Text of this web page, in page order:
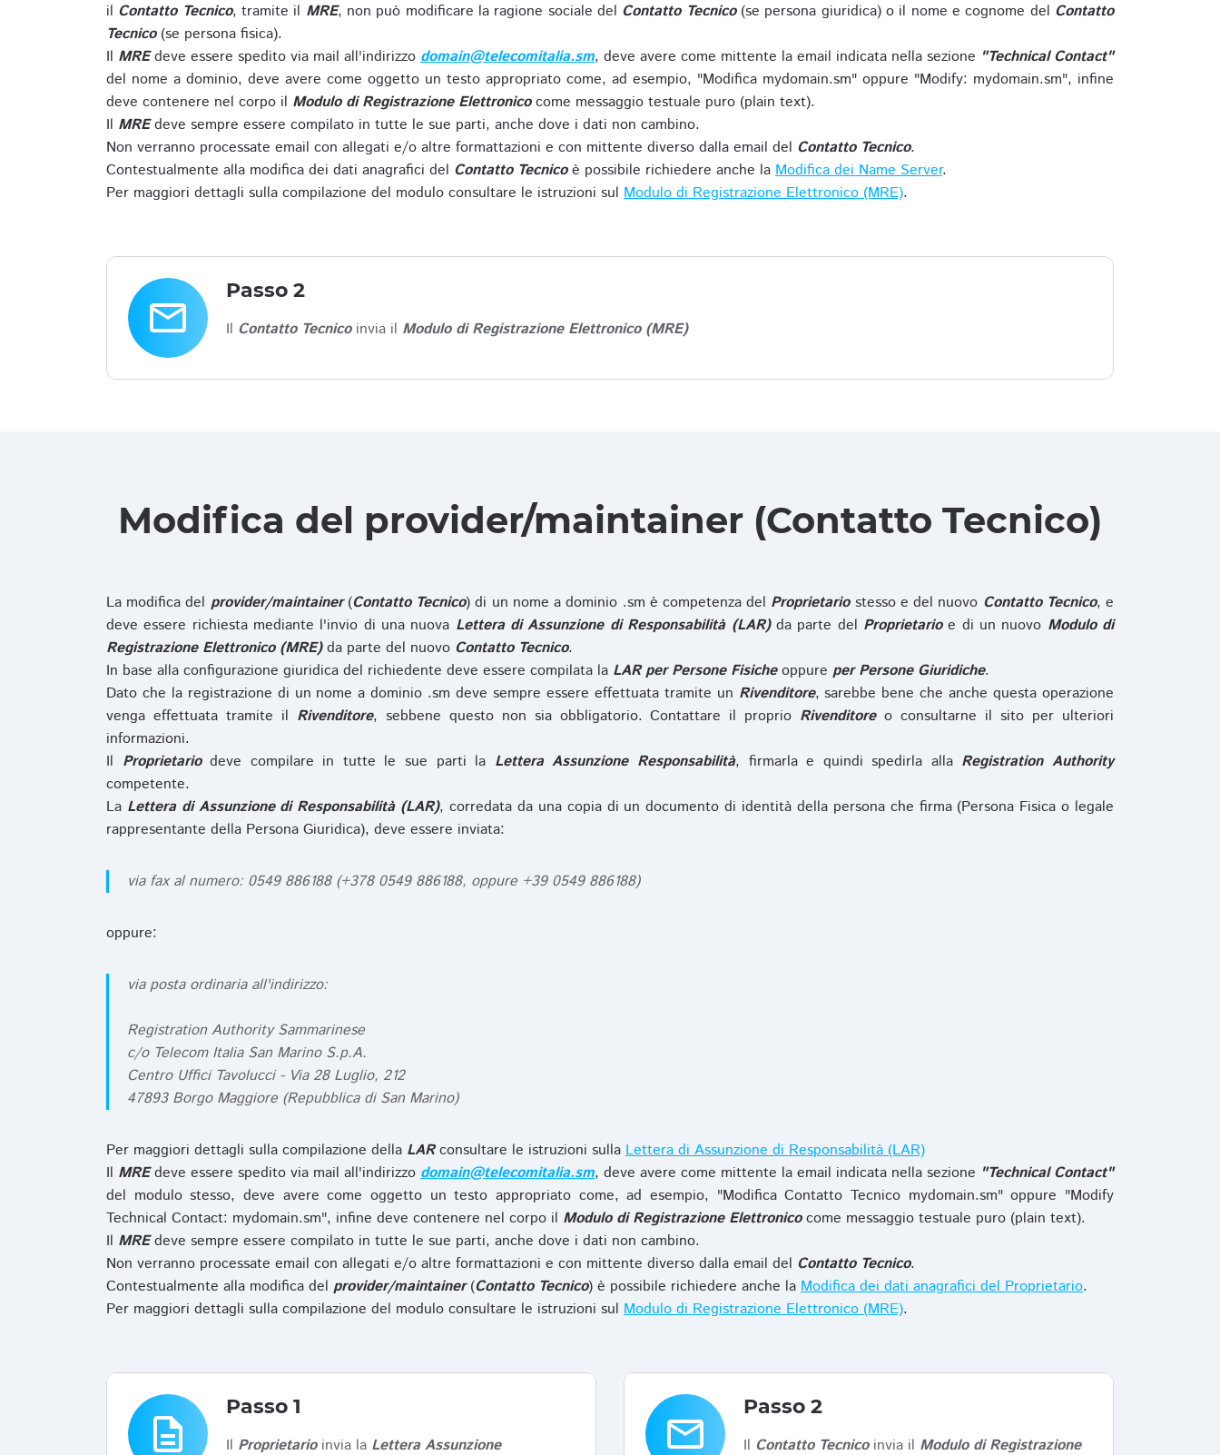
il Contatto Tecnico, tramite il MRE, non può modificare la ragione sociale del Contatto Tecnico(se persona giuridica) o il nome e cognome del Contatto
Tecnico(se persona fisica).
Il MREdeve essere spedito via mail all'indirizzo domain@telecomitalia.sm, deve avere come mittente la email indicata nella sezione "Technical Contact"
del nome a dominio, deve avere come oggetto un testo appropriato come, ad esempio, "Modifica mydomain.sm" oppure "Modify: mydomain.sm", infine
deve contenere nel corpo il Modulo di Registrazione Elettronicocome messaggio testuale puro (plain text).
Il MREdeve sempre essere compilato in tutte le sue parti, anche dove i dati non cambino.
Non verranno processate email con allegati e/o altre formattazioni e con mittente diverso dalla email del Contatto Tecnico.
Contestualmente alla modifica dei dati anagrafici del Contatto Tecnicoè possibile richiedere anche la Modifica dei Name Server.
Per maggiori dettagli sulla compilazione del modulo consultare le istruzioni sul Modulo di Registrazione Elettronico (MRE).
email
Passo 2
Il Contatto Tecnicoinvia il Modulo di Registrazione Elettronico (MRE)
Modifica del provider/maintainer (Contatto Tecnico)
La modifica del provider/maintainer(Contatto Tecnico) di un nome a dominio .sm è competenza del Proprietariostesso e del nuovo Contatto Tecnico, e
deve essere richiesta mediante l'invio di una nuova Lettera di Assunzione di Responsabilità (LAR)da parte del Proprietarioe di un nuovo Modulo di
Registrazione Elettronico (MRE)da parte del nuovo Contatto Tecnico.
In base alla configurazione giuridica del richiedente deve essere compilata la LAR per Persone Fisicheoppure per Persone Giuridiche.
Dato che la registrazione di un nome a dominio .sm deve sempre essere effettuata tramite un Rivenditore, sarebbe bene che anche questa operazione
venga effettuata tramite il Rivenditore, sebbene questo non sia obbligatorio. Contattare il proprio Rivenditoreo consultarne il sito per ulteriori
informazioni.
Il Proprietariodeve compilare in tutte le sue parti la Lettera Assunzione Responsabilità, firmarla e quindi spedirla alla Registration Authority
competente.
La Lettera di Assunzione di Responsabilità (LAR), corredata da una copia di un documento di identità della persona che firma (Persona Fisica o legale
rappresentante della Persona Giuridica), deve essere inviata:
via fax al numero: 0549 886188 (+378 0549 886188, oppure +39 0549 886188)
oppure:
via posta ordinaria all'indirizzo:
Registration Authority Sammarinese
c/o Telecom Italia San Marino S.p.A.
Centro Uffici Tavolucci - Via 28 Luglio, 212
47893 Borgo Maggiore (Repubblica di San Marino)
Per maggiori dettagli sulla compilazione della LARconsultare le istruzioni sulla Lettera di Assunzione di Responsabilità (LAR)
Il MREdeve essere spedito via mail all'indirizzo domain@telecomitalia.sm, deve avere come mittente la email indicata nella sezione "Technical Contact"
del modulo stesso, deve avere come oggetto un testo appropriato come, ad esempio, "Modifica Contatto Tecnico mydomain.sm" oppure "Modify
Technical Contact: mydomain.sm", infine deve contenere nel corpo il Modulo di Registrazione Elettronicocome messaggio testuale puro (plain text).
Il MREdeve sempre essere compilato in tutte le sue parti, anche dove i dati non cambino.
Non verranno processate email con allegati e/o altre formattazioni e con mittente diverso dalla email del Contatto Tecnico.
Contestualmente alla modifica del provider/maintainer(Contatto Tecnico) è possibile richiedere anche la Modifica dei dati anagrafici del Proprietario.
Per maggiori dettagli sulla compilazione del modulo consultare le istruzioni sul Modulo di Registrazione Elettronico (MRE).
description
Passo 1
Il Proprietarioinvia la Lettera Assunzione email
Passo 2
Il Contatto Tecnicoinvia il Modulo di Registrazione